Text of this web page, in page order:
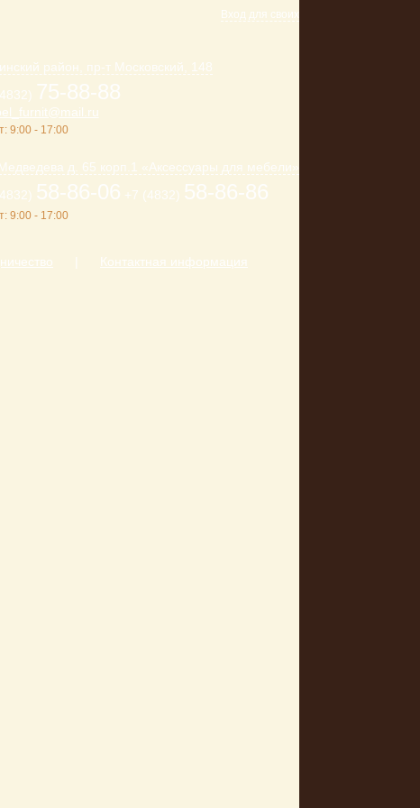
Вход для своих
район, пр-т Московский, 148
75-88-88
9:00 - 17:00
д. 65 корп.1 «Аксессуары для мебели»
58-86-06 +7 (4832) 58-86-86
9:00 - 17:00
Контактная информация